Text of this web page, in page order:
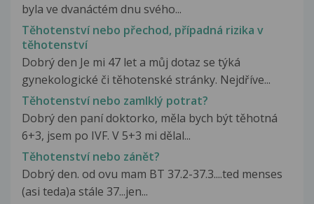
byla ve dvanáctém dnu svého...
Těhotenství nebo přechod, případná rizika v
těhotenství
Dobrý den Je mi 47 let a můj dotaz se týká
gynekologické či těhotenské stránky. Nejdříve...
Těhotenství nebo zamlklý potrat?
Dobrý den paní doktorko, měla bych být těhotná
6+3, jsem po IVF. V 5+3 mi dělal...
Těhotenství nebo zánět?
Dobrý den. od ovu mam BT 37.2-37.3....ted menses
(asi teda)a stále 37...jen...